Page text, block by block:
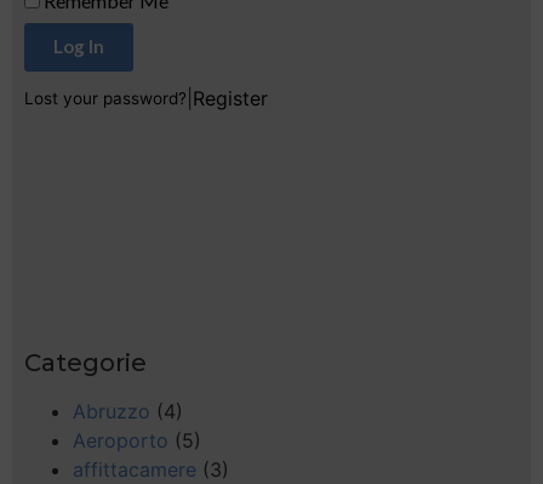
Log In
Lost your password? Register
Categorie
Abruzzo (4)
Aeroporto (5)
affittacamere (3)